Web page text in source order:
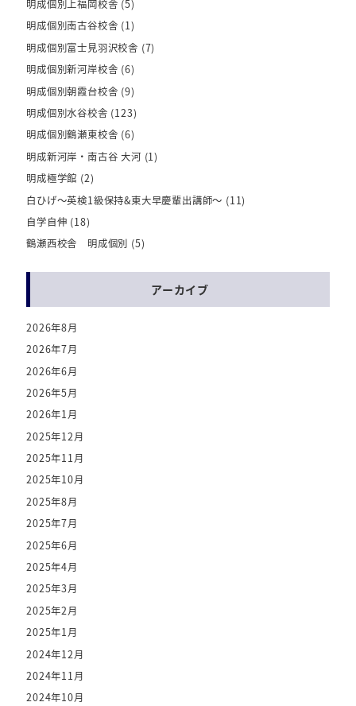
明成個別上福岡校舎 (5)
明成個別南古谷校舎 (1)
明成個別富士見羽沢校舎 (7)
明成個別新河岸校舎 (6)
明成個別朝霞台校舎 (9)
明成個別水谷校舎 (123)
明成個別鶴瀬東校舎 (6)
明成新河岸・南古谷 大河 (1)
明成極学館 (2)
白ひげ～英検1級保持&東大早慶輩出講師～ (11)
自学自伸 (18)
鶴瀬西校舎 明成個別 (5)
アーカイブ
2026年8月
2026年7月
2026年6月
2026年5月
2026年1月
2025年12月
2025年11月
2025年10月
2025年8月
2025年7月
2025年6月
2025年4月
2025年3月
2025年2月
2025年1月
2024年12月
2024年11月
2024年10月